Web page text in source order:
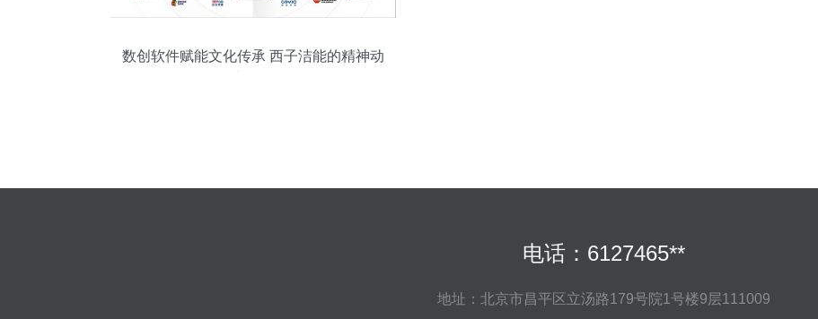
数创软件赋能文化传承 西子洁能的精神动
电话：6127465**
地址：北京市昌平区立汤路179号院1号楼9层111009